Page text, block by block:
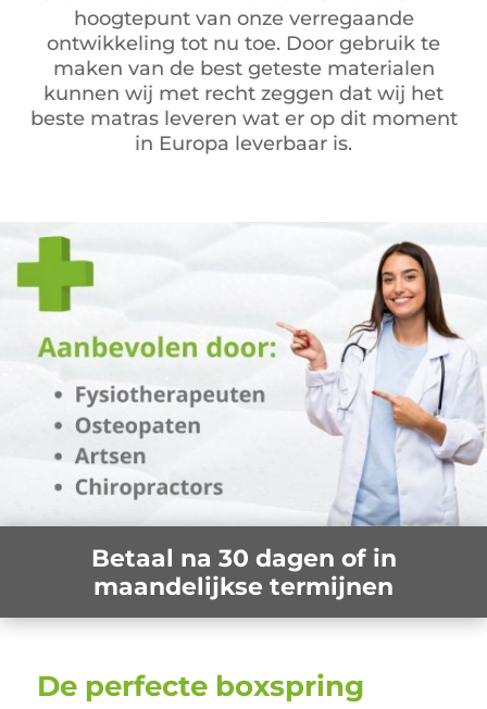
hoogtepunt van onze verregaande
ontwikkeling tot nu toe. Door gebruik te
maken van de best geteste materialen
kunnen wij met recht zeggen dat wij het
beste matras leveren wat er op dit moment
in Europa leverbaar is.
Betaal na 30 dagen of in
maandelijkse termijnen
De perfecte boxspring